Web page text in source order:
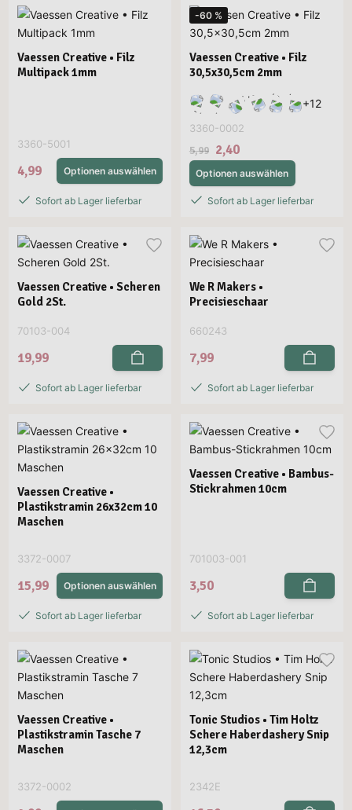
Vaessen Creative • Filz
Multipack 1mm
3360-5001
4,99 Optionen auswählen
Sofort ab Lager lieferbar
-60 %
Vaessen Creative • Filz
30,5x30,5cm 2mm
+12
3360-0002
5,99 2,40
Optionen auswählen
Sofort ab Lager lieferbar
Vaessen Creative • Scheren
Gold 2St.
70103-004
19,99
Sofort ab Lager lieferbar
We R Makers •
Precisieschaar
660243
7,99
Sofort ab Lager lieferbar
Vaessen Creative •
Plastikstramin 26x32cm 10
Maschen
3372-0007
15,99 Optionen auswählen
Sofort ab Lager lieferbar
Vaessen Creative • Bambus-
Stickrahmen 10cm
701003-001
3,50
Sofort ab Lager lieferbar
Vaessen Creative •
Plastikstramin Tasche 7
Maschen
3372-0002
Tonic Studios • Tim Holtz
Schere Haberdashery Snip
12,3cm
2342E